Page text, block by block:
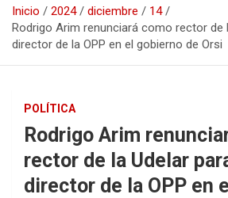
Inicio 2024 diciembre
14
Rodrigo Arim renunciará como rector de
director de la OPP en el gobierno de Orsi
POLÍTICA
Rodrigo Arim
rector de la Udelar
director de la OPP en